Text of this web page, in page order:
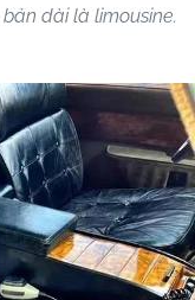
dài là limousine.